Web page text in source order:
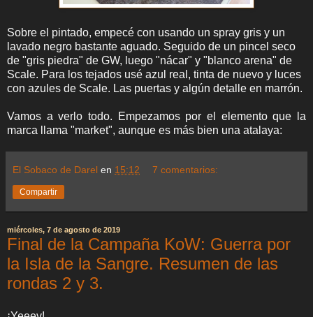
Sobre el pintado, empecé con usando un spray gris y un
lavado negro bastante aguado. Seguido de un pincel seco
de "gris piedra" de GW, luego "nácar" y "blanco arena" de
Scale. Para los tejados usé azul real, tinta de nuevo y luces
con azules de Scale. Las puertas y algún detalle en marrón.
Vamos a verlo todo. Empezamos por el elemento que la
marca llama "market", aunque es más bien una atalaya:
El Sobaco de Darel en 15:12 7 comentarios:
Compartir
miércoles, 7 de agosto de 2019
Final de la Campaña KoW: Guerra por
la Isla de la Sangre. Resumen de las
rondas 2 y 3.